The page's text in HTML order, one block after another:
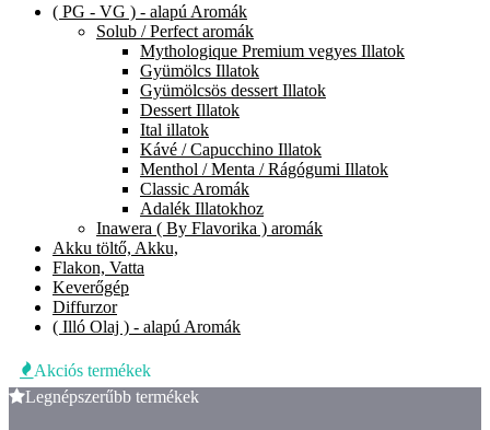
( PG - VG ) - alapú Aromák
Solub / Perfect aromák
Mythologique Premium vegyes Illatok
Gyümölcs Illatok
Gyümölcsös dessert Illatok
Dessert Illatok
Ital illatok
Kávé / Capucchino Illatok
Menthol / Menta / Rágógumi Illatok
Classic Aromák
Adalék Illatokhoz
Inawera ( By Flavorika ) aromák
Akku töltő, Akku,
Flakon, Vatta
Keverőgép
Diffurzor
( Illó Olaj ) - alapú Aromák
Akciós termékek
Legnépszerűbb termékek